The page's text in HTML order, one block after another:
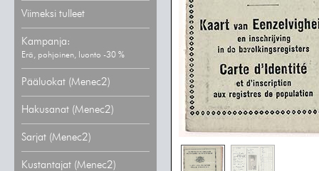
Viimeksi tulleet
Kampanja:
Erä, pohjoinen, luonto -30 %
Pääluokat (Menec2)
Hakusanat (Menec2)
Sarjat (Menec2)
Kustantajat (Menec2)